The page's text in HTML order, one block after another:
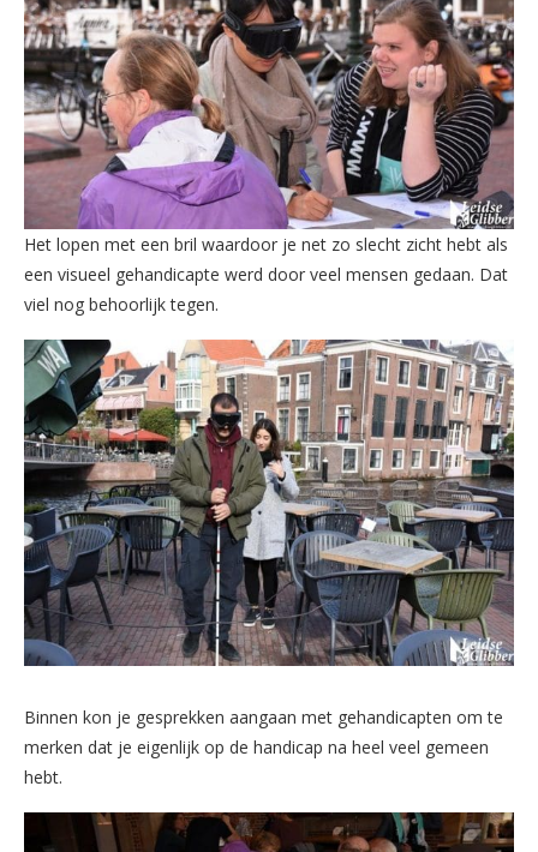
Het lopen met een bril waardoor je net zo slecht zicht hebt als
een visueel gehandicapte werd door veel mensen gedaan. Dat
viel nog behoorlijk tegen.
Binnen kon je gesprekken aangaan met gehandicapten om te
merken dat je eigenlijk op de handicap na heel veel gemeen
hebt.